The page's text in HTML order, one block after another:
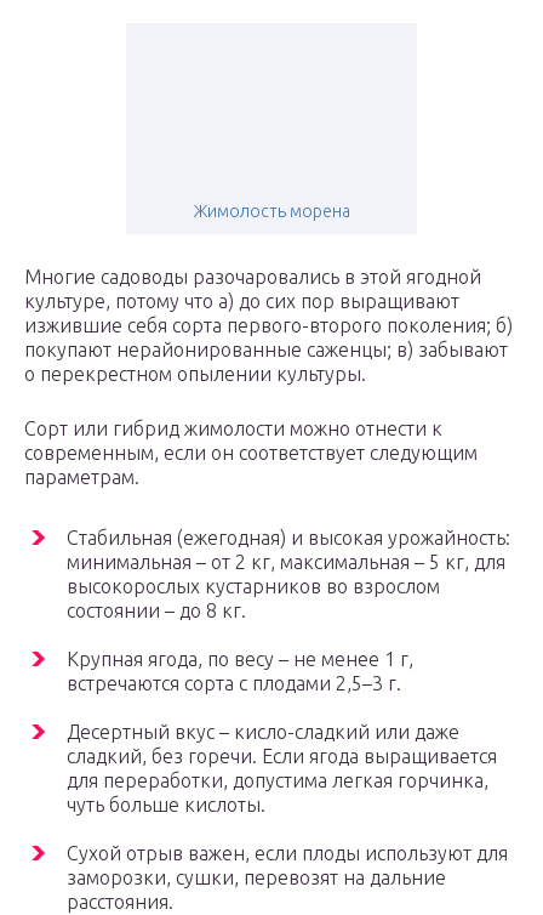
Жимолость морена
Многие садоводы разочаровались в этой ягодной
культуре, потому что а) до сих пор выращивают
изжившие себя сорта первого-второго поколения; б)
покупают нерайонированные саженцы; в) забывают
о перекрестном опылении культуры.
Сорт или гибрид жимолости можно отнести к
современным, если он соответствует следующим
параметрам.
Стабильная (ежегодная) и высокая урожайность:
минимальная – от 2 кг, максимальная – 5 кг, для
высокорослых кустарников во взрослом
состоянии – до 8 кг.
Крупная ягода, по весу – не менее 1 г,
встречаются сорта с плодами 2,5–3 г.
Десертный вкус – кисло-сладкий или даже
сладкий, без горечи. Если ягода выращивается
для переработки, допустима легкая горчинка,
чуть больше кислоты.
Сухой отрыв важен, если плоды используют для
заморозки, сушки, перевозят на дальние
расстояния.